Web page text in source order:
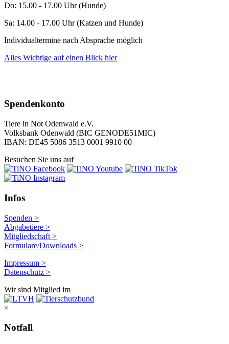
Do: 15.00 - 17.00 Uhr (Hunde)
Sa: 14.00 - 17.00 Uhr (Katzen und Hunde)
Individualtermine nach Absprache möglich
Alles Wichtige auf einen Blick hier
Spendenkonto
Tiere in Not Odenwald e.V.
Volksbank Odenwald (BIC GENODE51MIC)
IBAN: DE45 5086 3513 0001 9910 00
Besuchen Sie uns auf
Infos
Spenden >
Abgabetiere >
Mitgliedschaft >
Formulare/Downloads >
Impressum >
Datenschutz >
Wir sind Mitglied im
×
Notfall